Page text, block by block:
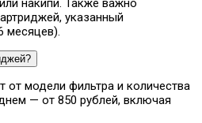
указанный
месяцев).
от модели фильтра и количества
— от 850 рублей, включая